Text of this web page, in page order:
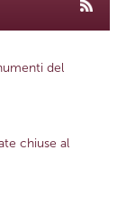
del
chiuse al